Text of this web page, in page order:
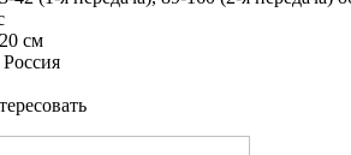
см
Россия